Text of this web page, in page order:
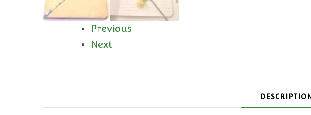
Previous
Next
DESCRIPTION